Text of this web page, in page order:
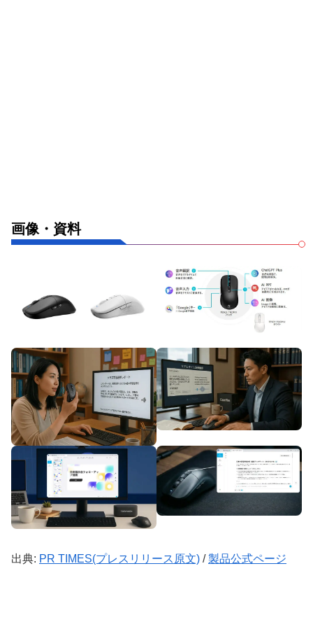
画像・資料
出典: PR TIMES(プレスリリース原文) /製品公式ページ